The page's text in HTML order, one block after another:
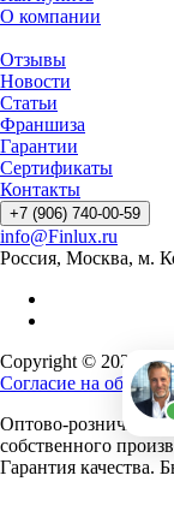
О компании
Отзывы
Новости
Статьи
Франшиза
Гарантии
Сертификаты
Контакты
+7 (906) 740-00-59
info@Finlux.ru
Россия, Москва, м.
Copyright © 2026
Согласие на
Оптово-розничная
собственного
Гарантия качества.